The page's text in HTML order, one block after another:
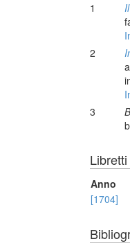
1
2
3
Libretti
Anno
[1704]